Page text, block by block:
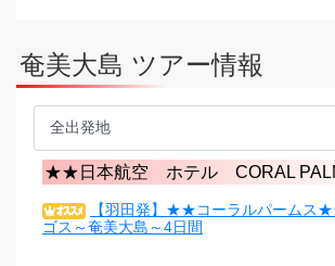
奄美大島 ツアー情報
★★日本航空 ホテル CORAL
【羽田発】★★コーラルパームス
ゴス～奄美大島～4日間